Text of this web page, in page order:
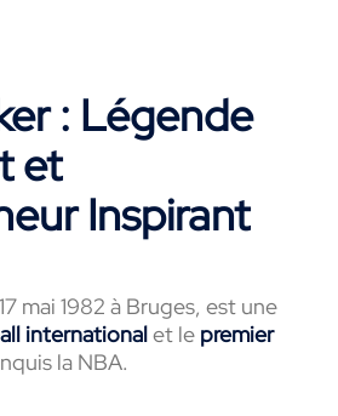
: Légende
et
Inspirant
mai 1982 à Bruges, est une
internationalet le premier
la NBA.